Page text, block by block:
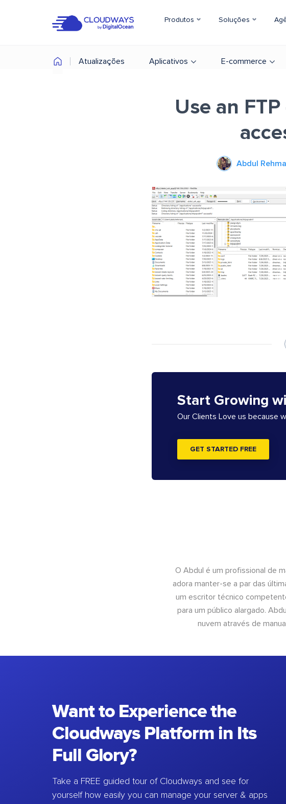
Produtos Soluções
Atualizações Aplicativos E-commerce
Use an
Abdul
Start Growing
Our Clients Love us because
GET STARTED FREE
O Abdul é um profissional de
adora manter-se a par das
um escritor técnico
para um público alargado.
nuvem através de
Want to Experience the
Cloudways Platform in Its
Full Glory?
Take a FREE guided tour of Cloudways and see for
yourself how easily you can manage your server & apps